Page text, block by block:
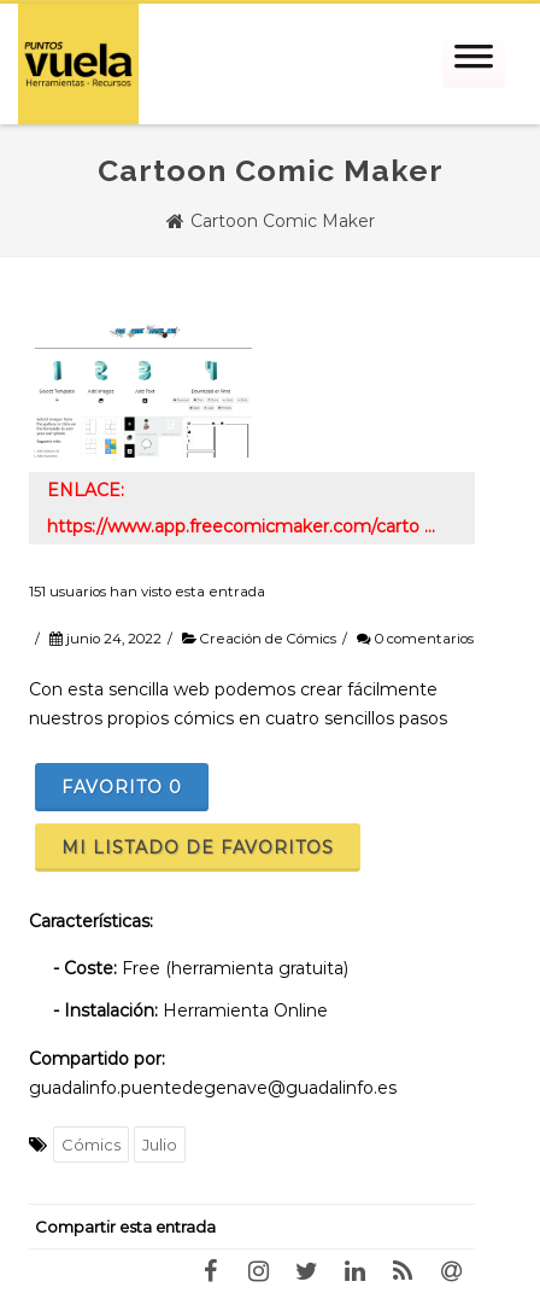
Cartoon Comic Maker
Cartoon Comic Maker
ENLACE:
https://www.app.freecomicmaker.com/carto …
151 usuarios han visto esta entrada
/ junio 24, 2022 / Creación de Cómics / 0 comentarios
Con esta sencilla web podemos crear fácilmente
nuestros propios cómics en cuatro sencillos pasos
FAVORITO 0
MI LISTADO DE FAVORITOS
Características:
- Coste: Free (herramienta gratuita)
- Instalación: Herramienta Online
Compartido por:
guadalinfo.puentedegenave@guadalinfo.es
Cómics Julio
Compartir esta entrada